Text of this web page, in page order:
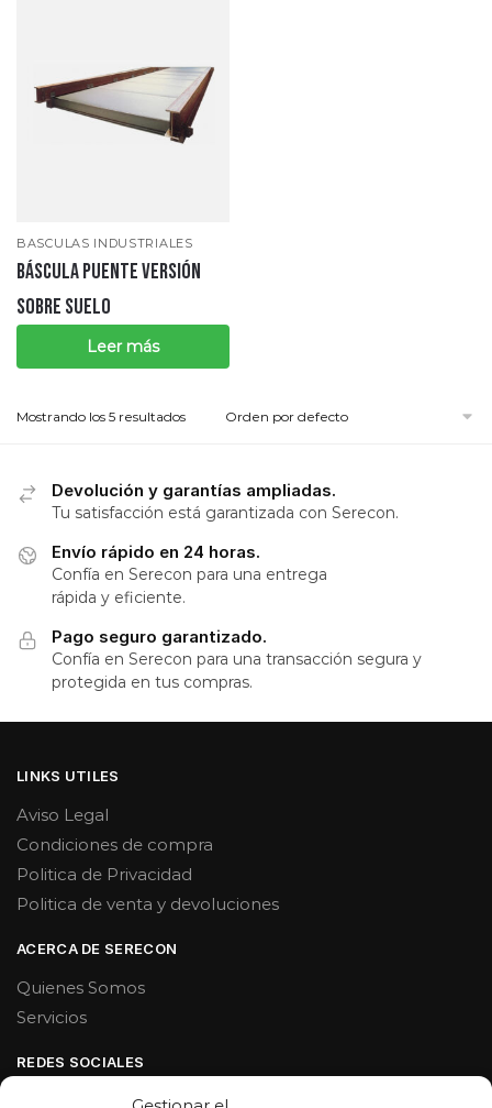
BASCULAS INDUSTRIALES
Báscula puente versión
sobre suelo
Leer más
Mostrando los 5 resultados
Devolución y garantías ampliadas.
Tu satisfacción está garantizada con Serecon.
Envío rápido en 24 horas.
Confía en Serecon para una entrega
rápida y eficiente.
Pago seguro garantizado.
Confía en Serecon para una transacción segura y
protegida en tus compras.
LINKS UTILES
Aviso Legal
Condiciones de compra
Politica de Privacidad
Politica de venta y devoluciones
ACERCA DE SERECON
Quienes Somos
Servicios
REDES SOCIALES